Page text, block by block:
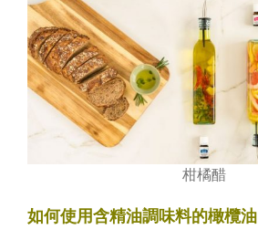
柑橘醋
如何使用含精油調味料的橄欖油